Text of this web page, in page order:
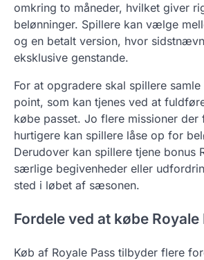
omkring to måneder, hvilket giver
belønninger. Spillere kan vælge
og en betalt version, hvor
eksklusive genstande.
For at opgradere skal spillere samle
point, som kan tjenes ved at
købe passet. Jo flere missioner der
hurtigere kan spillere låse op for
Derudover kan spillere tjene bonus
særlige begivenheder eller
sted i løbet af sæsonen.
Fordele ved at købe Royale
Køb af Royale Pass tilbyder flere